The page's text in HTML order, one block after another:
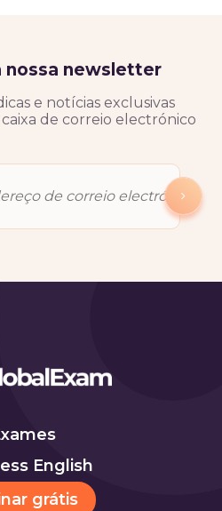
nossa newsletter
e notícias exclusivas
de correio electrónico
English
grátis